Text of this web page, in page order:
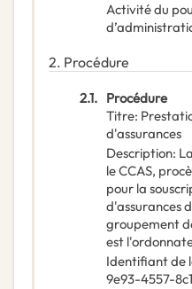
Activité du
2. Procédure
2.1. Procédure
Titre:
d'assurances
Description:
le CCAS,
pour la
d'assurances
groupement
est
Identifiant de
9e93-4557-